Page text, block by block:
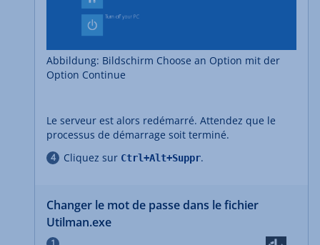
Abbildung: Bildschirm Choose an Option mit der
Option Continue
Le serveur est alors redémarré. Attendez que le
processus de démarrage soit terminé.
Cliquez sur Ctrl+Alt+Suppr.
Changer le mot de passe dans le fichier
Utilman.exe